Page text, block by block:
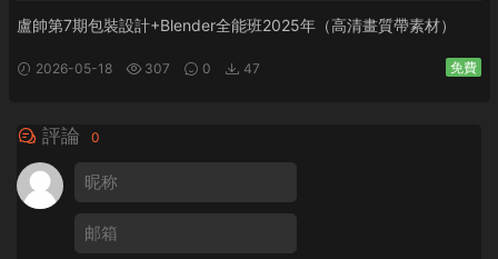
盧帥第7期包裝設計+Blender全能班2025年（高清畫質帶素材）
2026-05-18 307 0 47 免費
評論 0